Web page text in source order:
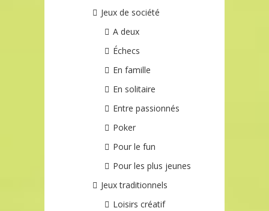
Jeux de société
A deux
Échecs
En famille
En solitaire
Entre passionnés
Poker
Pour le fun
Pour les plus jeunes
Jeux traditionnels
Loisirs créatif